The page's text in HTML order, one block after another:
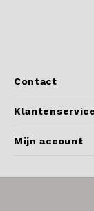
Contact
Klantenservice
Mijn account